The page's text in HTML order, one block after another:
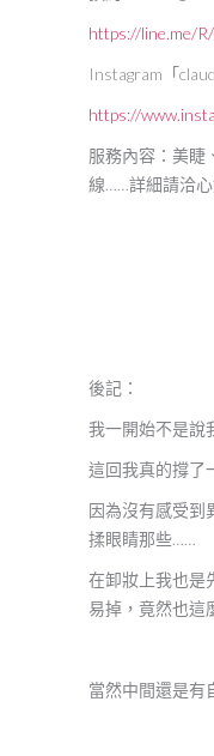
https://line.me/
Instagram「
https://
服務內容：美睫
線……詳細請洽心
後記：
我一開始不是說
這回我真的撐了
因為沒有感受到
揉眼睛那些……
在卸妝上我也是
易掉，竟然也這
當然中間還是有